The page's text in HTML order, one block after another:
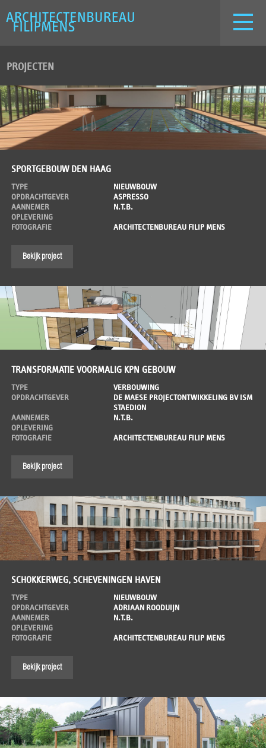
PROJECTEN
SPORTGEBOUW DEN HAAG
TYPE
NIEUWBOUW
OPDRACHTGEVER
ASPRESSO
AANNEMER
N.T.B.
OPLEVERING
FOTOGRAFIE
ARCHITECTENBUREAU FILIP MENS
Bekijk project
TRANSFORMATIE VOORMALIG KPN GEBOUW
TYPE
VERBOUWING
OPDRACHTGEVER
DE MAESE PROJECTONTWIKKELING BV ISM
STAEDION
AANNEMER
N.T.B.
OPLEVERING
FOTOGRAFIE
ARCHITECTENBUREAU FILIP MENS
Bekijk project
SCHOKKERWEG, SCHEVENINGEN HAVEN
TYPE
NIEUWBOUW
OPDRACHTGEVER
ADRIAAN ROODUIJN
AANNEMER
N.T.B.
OPLEVERING
FOTOGRAFIE
ARCHITECTENBUREAU FILIP MENS
Bekijk project